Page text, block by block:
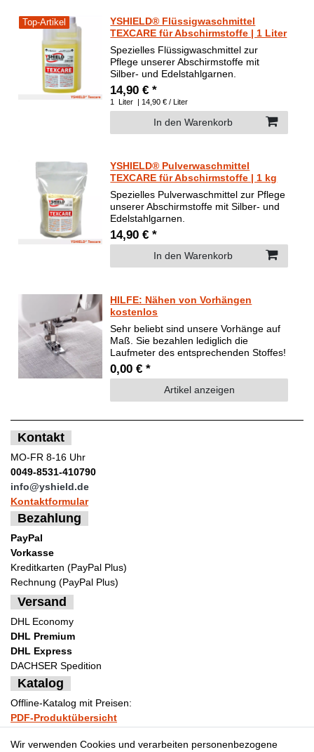
Top-Artikel
YSHIELD® Flüssigwaschmittel
TEXCARE für Abschirmstoffe | 1 Liter
Spezielles Flüssigwaschmittel zur
Pflege unserer Abschirmstoffe mit
Silber- und Edelstahlgarnen.
14,90 € *
1 Liter | 14,90 € / Liter
In den Warenkorb
YSHIELD® Pulverwaschmittel
TEXCARE für Abschirmstoffe | 1 kg
Spezielles Pulverwaschmittel zur Pflege
unserer Abschirmstoffe mit Silber- und
Edelstahlgarnen.
14,90 € *
In den Warenkorb
HILFE: Nähen von Vorhängen
kostenlos
Sehr beliebt sind unsere Vorhänge auf
Maß. Sie bezahlen lediglich die
Laufmeter des entsprechenden Stoffes!
0,00 € *
Artikel anzeigen
Kontakt
MO-FR 8-16 Uhr
0049-8531-410790
info@yshield.de
Kontaktformular
Bezahlung
PayPal
Vorkasse
Kreditkarten (PayPal Plus)
Rechnung (PayPal Plus)
Versand
DHL Economy
DHL Premium
DHL Express
DACHSER Spedition
Katalog
Offline-Katalog mit Preisen:
PDF-Produktübersicht
Wir verwenden Cookies und verarbeiten personenbezogene